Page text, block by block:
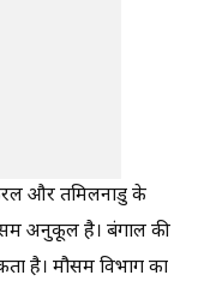
और तमिलनाडु के
अनुकूल है। बंगाल की
है। मौसम विभाग का